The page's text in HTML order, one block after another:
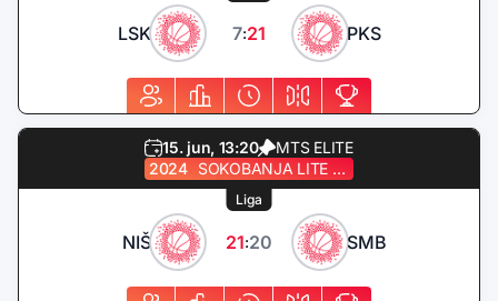
LSK 7:21 PKS
15. jun, 13:20
MTS ELITE
2024
SOKOBANJA LITE QUEST
NIŠ 21:20 SMB
Liga